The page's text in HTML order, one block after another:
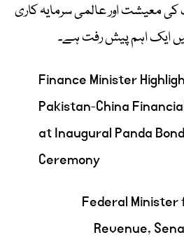
کی معیشت اور عالمی سرمایہ کاری
ایک اہم پیش رفت ہے۔
Finance Minister
Pakistan-China
at Inaugural Panda
Ceremony
Federal
Revenue,